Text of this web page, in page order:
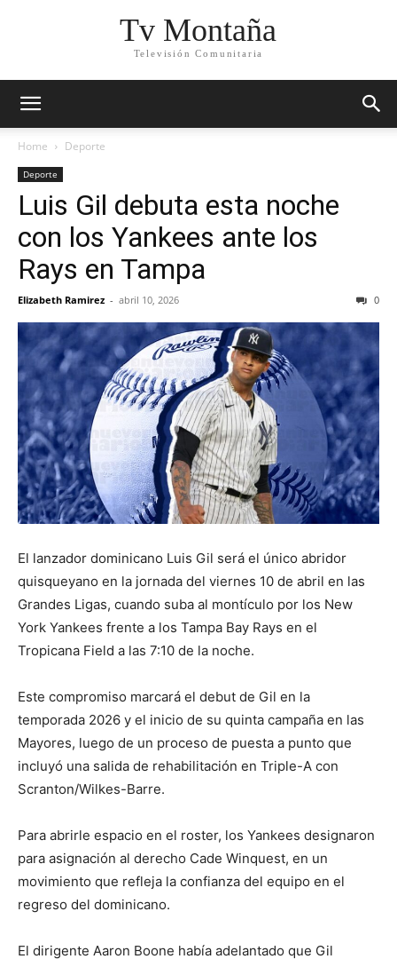
Tv Montaña
Televisión Comunitaria
Home Deporte
Deporte
Luis Gil debuta esta noche
con los Yankees ante los
Rays en Tampa
Elizabeth Ramirez - abril 10, 2026 0
El lanzador dominicano Luis Gil será el único abridor
quisqueyano en la jornada del viernes 10 de abril en las
Grandes Ligas, cuando suba al montículo por los New
York Yankees frente a los Tampa Bay Rays en el
Tropicana Field a las 7:10 de la noche.
Este compromiso marcará el debut de Gil en la
temporada 2026 y el inicio de su quinta campaña en las
Mayores, luego de un proceso de puesta a punto que
incluyó una salida de rehabilitación en Triple-A con
Scranton/Wilkes-Barre.
Para abrirle espacio en el roster, los Yankees designaron
para asignación al derecho Cade Winquest, en un
movimiento que refleja la confianza del equipo en el
regreso del dominicano.
El dirigente Aaron Boone había adelantado que Gil